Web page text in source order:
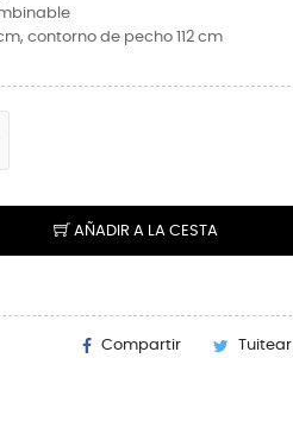
contorno de pecho 112 cm
AÑADIR A LA CESTA
Compartir Tuitear